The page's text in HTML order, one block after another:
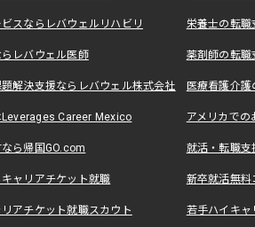
スならレバウェルリハビリ 栄養士の転
レバウェル医師 薬剤師の転
解決支援ならレバウェル株式会社 医療看護介
Leverages Career Mexico アメリカで
ら帰国GO.com 就活・転職
ャリアチケット就職 新卒就活無料
アチケット就職スカウト 若手ハイキ